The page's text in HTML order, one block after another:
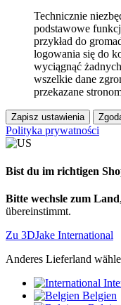
Technicznie
podstawowe
przykład do
logowania się do
wyciągnąć
wszelkie dane
przekazane
Zapisz ustawienia
Polityka prywatności
Bist du im richtigen
Bitte wechsle zum Land
übereinstimmt.
Zu 3DJake International
Anderes Lieferland
Belgien